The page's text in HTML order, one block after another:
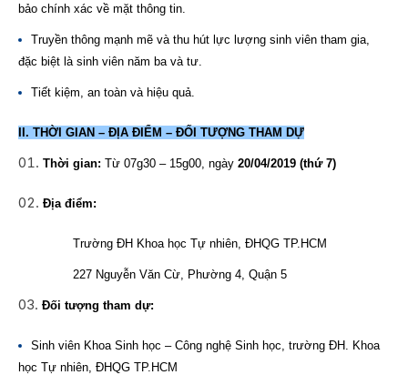
bảo chính xác về mặt thông tin.
Truyền thông mạnh mẽ và thu hút lực lượng sinh viên tham gia,
đặc biệt là sinh viên năm ba và tư.
Tiết kiệm, an toàn và hiệu quả.
II. THỜI GIAN – ĐỊA ĐIỂM – ĐỐI TƯỢNG THAM DỰ
Thời gian: Từ 07g30 – 15g00, ngày 20/04/2019 (thứ 7)
Địa điểm:
Trường ĐH Khoa học Tự nhiên, ĐHQG TP.HCM
227 Nguyễn Văn Cừ, Phường 4, Quận 5
Đối tượng tham dự:
Sinh viên Khoa Sinh học – Công nghệ Sinh học, trường ĐH. Khoa
học Tự nhiên, ĐHQG TP.HCM